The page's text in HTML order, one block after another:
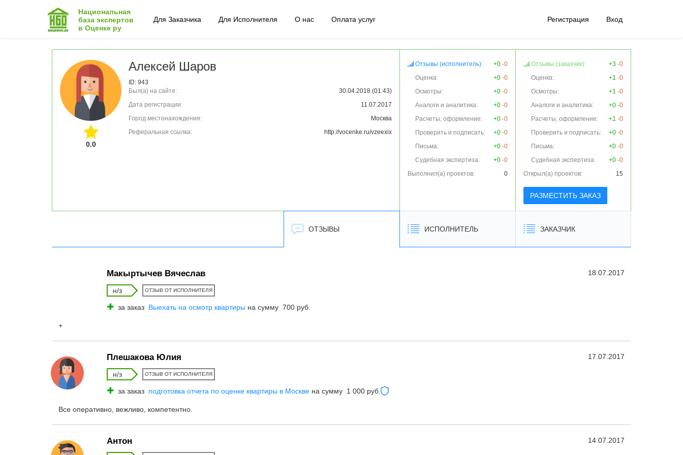
Национальная
база экспертов
в Оценке ру
Для Заказчика Для Исполнителя О нас Оплата услуг Регистрация Вход
0.0
Алексей Шаров
ID: 943
Был(а) на сайте:
30.04.2018 (01:43)
Дата регистрации:
11.07.2017
Город местонахождения:
Москва
Реферальная ссылка:
http://vocenke.ru/vzeexix
Отзывы (исполнитель): +0 -0
Оценка:
+0 -0
Осмотры:
+0 -0
Аналоги и аналитика:
+0 -0
Расчеты, оформление:
+0 -0
Проверить и подписать:
+0 -0
Письма:
+0 -0
Судебная экспертиза:
+0 -0
Выполнил(а) проектов:
0
Отзывы (заказчик): +3 -0
Оценка:
+1 -0
Осмотры:
+1 -0
Аналоги и аналитика:
+0 -0
Расчеты, оформление:
+1 -0
Проверить и подписать:
+0 -0
Письма:
+0 -0
Судебная экспертиза:
+0 -0
Открыл(а) проектов:
15
РАЗМЕСТИТЬ ЗАКАЗ
ОТЗЫВЫ ИСПОЛНИТЕЛЬ ЗАКАЗЧИК
Макыртычев Вячеслав 18.07.2017
н/з ОТЗЫВ ОТ ИСПОЛНИТЕЛЯ
за заказ Выехать на осмотр квартиры на сумму 700 руб.
+
Плешакова Юлия 17.07.2017
н/з ОТЗЫВ ОТ ИСПОЛНИТЕЛЯ
за заказ подготовка отчета по оценке квартиры в Москве на сумму 1 000 руб.
Все оперативно, вежливо, компетентно.
Антон 14.07.2017